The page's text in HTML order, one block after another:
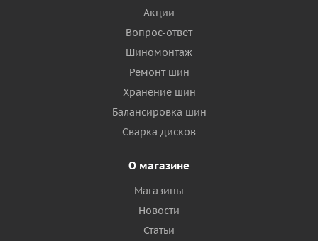
Акции
Вопрос-ответ
Шиномонтаж
Ремонт шин
Хранение шин
Балансировка шин
Сварка дисков
О магазине
Магазины
Новости
Статьи